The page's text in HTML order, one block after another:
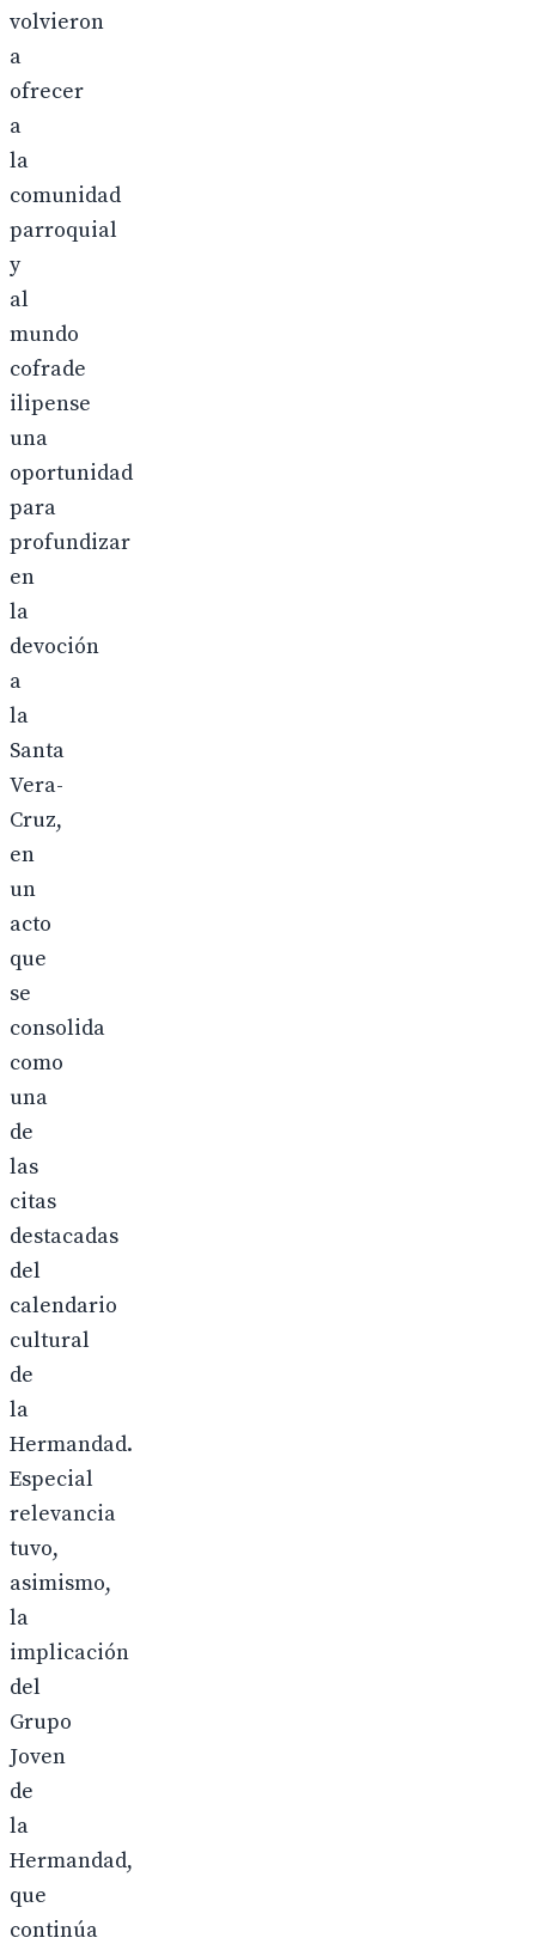
volvieron
a
ofrecer
a
la
comunidad
parroquial
y
al
mundo
cofrade
ilipense
una
oportunidad
para
profundizar
en
la
devoción
a
la
Santa
Vera-
Cruz,
en
un
acto
que
se
consolida
como
una
de
las
citas
destacadas
del
calendario
cultural
de
la
Hermandad.
Especial
relevancia
tuvo,
asimismo,
la
implicación
del
Grupo
Joven
de
la
Hermandad,
que
continúa